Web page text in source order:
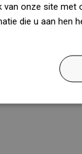
onze site met
die u aan hen